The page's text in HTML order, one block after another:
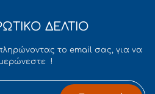
ΔΕΛΤΙΟ
το email σας, για να
!